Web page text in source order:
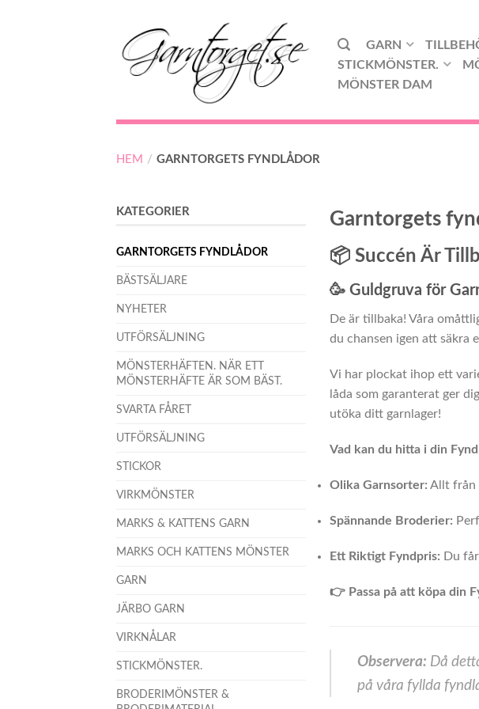
GARN
STICKMÖNSTER.
MÖNSTER DAM
HEM / GARNTORGETS FYNDLÅDOR
Garntorgets
📦 Succén Är
🥳 Guldgruva för
De är tillbaka! Våra
du chansen igen att säkra
Vi har plockat ihop ett
låda som garanterat ger
utöka ditt garnlager!
Vad kan du hitta i din
Olika Garnsorter: Allt från
Spännande Broderier:
Ett Riktigt Fyndpris: Du
👉 Passa på att köpa din
Observera: Då
på våra fyllda
KATEGORIER
GARNTORGETS FYNDLÅDOR
BÄSTSÄLJARE
NYHETER
UTFÖRSÄLJNING
MÖNSTERHÄFTEN. NÄR ETT
MÖNSTERHÄFTE ÄR SOM BÄST.
SVARTA FÅRET
UTFÖRSÄLJNING
STICKOR
VIRKMÖNSTER
MARKS & KATTENS GARN
MARKS OCH KATTENS MÖNSTER
GARN
JÄRBO GARN
VIRKNÅLAR
STICKMÖNSTER.
BRODERIMÖNSTER &